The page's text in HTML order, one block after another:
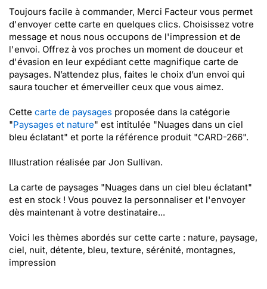
Toujours facile à commander, Merci Facteur vous permet
d'envoyer cette carte en quelques clics. Choisissez votre
message et nous nous occupons de l'impression et de
l'envoi. Offrez à vos proches un moment de douceur et
d'évasion en leur expédiant cette magnifique carte de
paysages. N’attendez plus, faites le choix d’un envoi qui
saura toucher et émerveiller ceux que vous aimez.
Cette carte de paysages proposée dans la catégorie
"Paysages et nature" est intitulée "Nuages dans un ciel
bleu éclatant" et porte la référence produit "CARD-266".
Illustration réalisée par Jon Sullivan.
La carte de paysages "Nuages dans un ciel bleu éclatant"
est en stock ! Vous pouvez la personnaliser et l'envoyer
dès maintenant à votre destinataire...
Voici les thèmes abordés sur cette carte : nature, paysage,
ciel, nuit, détente, bleu, texture, sérénité, montagnes,
impression